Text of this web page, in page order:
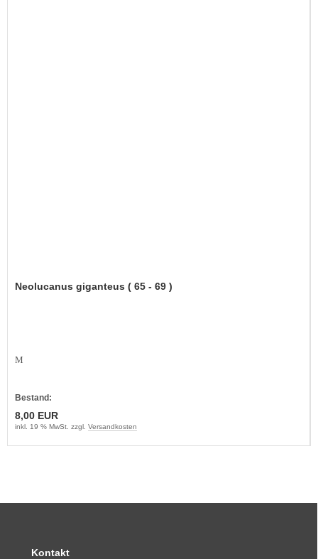
Neolucanus giganteus ( 65 - 69 )
M
Bestand:
8,00 EUR
inkl. 19 % MwSt. zzgl. Versandkosten
Kontakt